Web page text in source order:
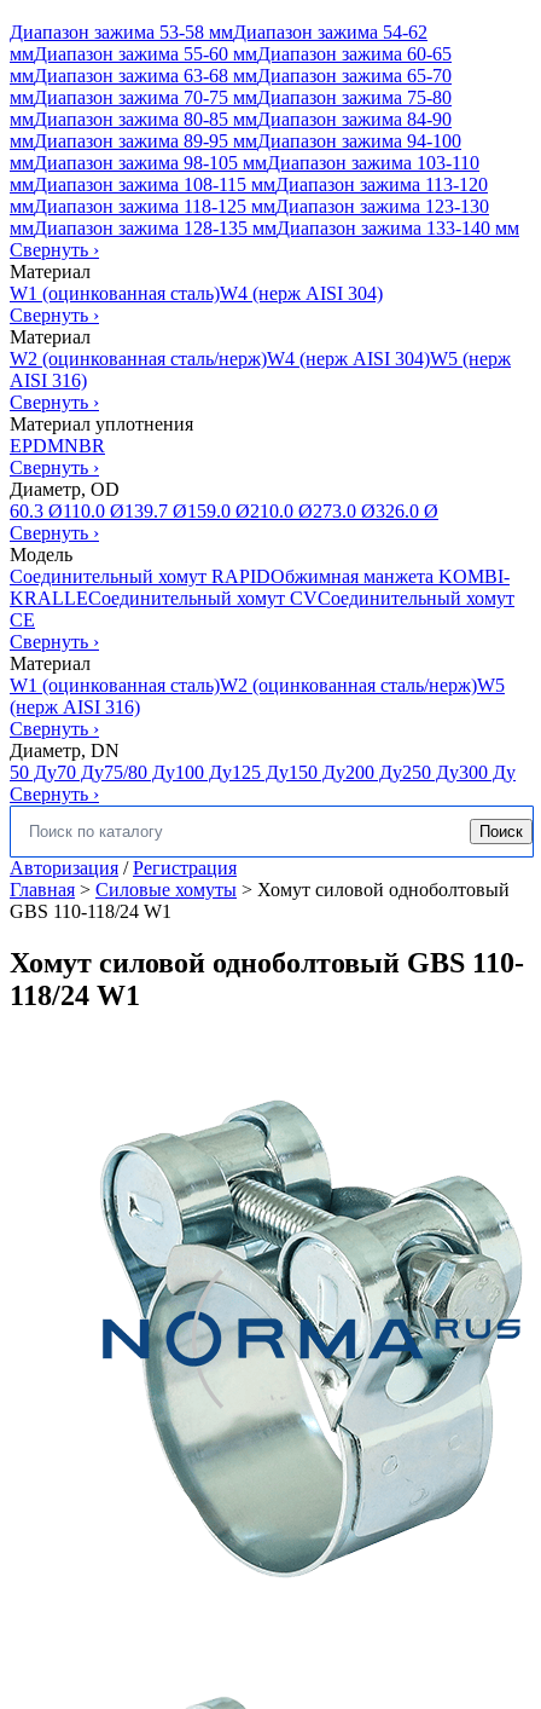
Диапазон зажима 53-58 ммДиапазон зажима 54-62
ммДиапазон зажима 55-60 ммДиапазон зажима 60-65
ммДиапазон зажима 63-68 ммДиапазон зажима 65-70
ммДиапазон зажима 70-75 ммДиапазон зажима 75-80
ммДиапазон зажима 80-85 ммДиапазон зажима 84-90
ммДиапазон зажима 89-95 ммДиапазон зажима 94-100
ммДиапазон зажима 98-105 ммДиапазон зажима 103-110
ммДиапазон зажима 108-115 ммДиапазон зажима 113-120
ммДиапазон зажима 118-125 ммДиапазон зажима 123-130
ммДиапазон зажима 128-135 ммДиапазон зажима 133-140 мм
Свернуть ›
Материал
W1 (оцинкованная сталь)W4 (нерж AISI 304)
Свернуть ›
Материал
W2 (оцинкованная сталь/нерж)W4 (нерж AISI 304)W5 (нерж
AISI 316)
Свернуть ›
Материал уплотнения
EPDMNBR
Свернуть ›
Диаметр, OD
60.3 Ø110.0 Ø139.7 Ø159.0 Ø210.0 Ø273.0 Ø326.0 Ø
Свернуть ›
Модель
Соединительный хомут RAPIDОбжимная манжета KOMBI-
KRALLEСоединительный хомут CVСоединительный хомут
CE
Свернуть ›
Материал
W1 (оцинкованная сталь)W2 (оцинкованная сталь/нерж)W5
(нерж AISI 316)
Свернуть ›
Диаметр, DN
50 Ду70 Ду75/80 Ду100 Ду125 Ду150 Ду200 Ду250 Ду300 Ду
Свернуть ›
Искать: Поиск
Авторизация /Регистрация
Главная > Силовые хомуты > Хомут силовой одноболтовый
GBS 110-118/24 W1
Хомут силовой одноболтовый GBS 110-
118/24 W1